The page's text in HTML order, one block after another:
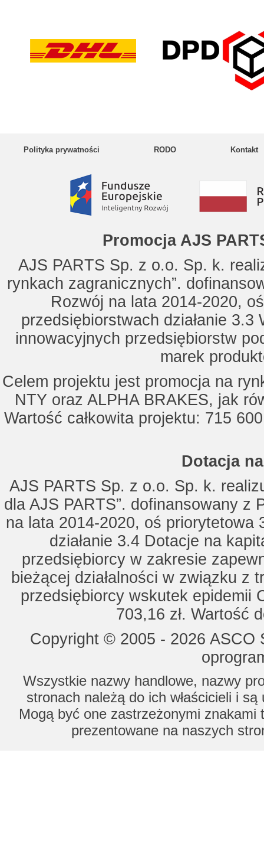
Polityka prywatności RODO Kontakt
Promocja AJS
AJS PARTS Sp. z o.o. Sp. k.
rynkach zagranicznych”.
Rozwój na lata 2014-2020,
przedsiębiorstwach działanie
innowacyjnych przedsiębiorstw
marek
Celem projektu jest promocja na
NTY oraz ALPHA BRAKES, jak
Wartość całkowita projektu: 715
Dotacja
AJS PARTS Sp. z o.o. Sp. k.
dla AJS PARTS”. dofinansowany z
na lata 2014-2020, oś priorytetowa
działanie 3.4 Dotacje na
przedsiębiorcy w zakresie
bieżącej działalności w związku z
przedsiębiorcy wskutek epidemii
703,16 zł. Wartość
Copyright © 2005 - 2026
Wszystkie nazwy handlowe, nazwy
stronach należą do ich właścicieli i
Mogą być one zastrzeżonymi znakami
prezentowane na naszych